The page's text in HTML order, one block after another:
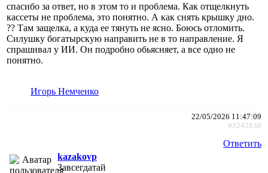
спасибо за ответ, но в этом то и проблема. Как отщелкнуть
кассеты не проблема, это понятно. А как снять крышку дно.
?? Там защелка, а куда ее тянуть не ясно. Боюсь отломить.
Силушку богатырскую направить не в то направление. Я
спрашивал у ИИ. Он подробно обьясняет, а все одно не
понятно.
Игорь Немченко
22/05/2026 11:47:09
#3242838
Ответить
kazakovp
Завсегдатай